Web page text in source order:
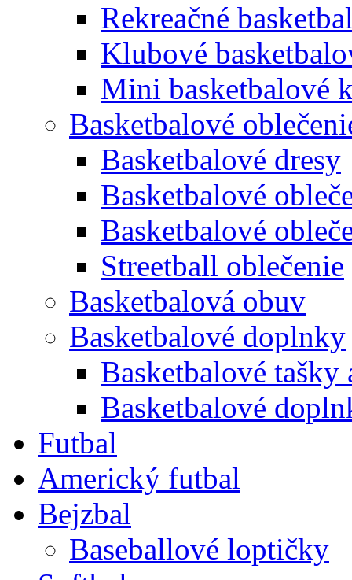
Rekreačné
Klubové
Mini basketbalové
Basketbalové
Basketbalové dresy
Basketbalové
Basketbalové
Streetball oblečenie
Basketbalová obuv
Basketbalové doplnky
Basketbalové tašky
Basketbalové
Futbal
Americký futbal
Bejzbal
Baseballové loptičky